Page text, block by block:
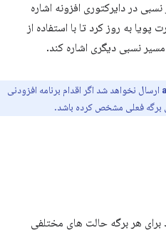
در دایرکتوری افزونه اشاره
به روز کرد تا با استفاده از
نسبی دیگری اشاره کند.
ارسال نخواهد شد اگر اقدام برنامه افزودنی
برگه فعلی مشخص کرده باشد.
برای هر برگه حالت های مختلفی